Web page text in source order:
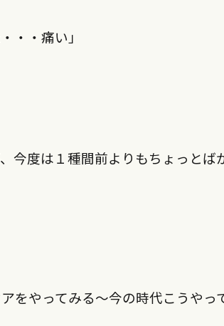
・・痛い」
今度は１種間前よりもちょっとば
をやってみる〜今の時代こうやっ